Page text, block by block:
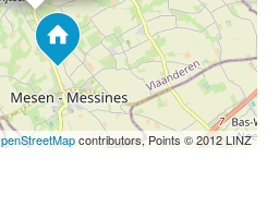
contributors, Points © 2012 LINZ